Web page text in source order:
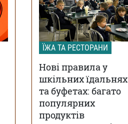
ЇЖА ТА РЕСТОРАНИ
Нові правила у
шкільних їдальнях
та буфетах: багато
популярних
продуктів